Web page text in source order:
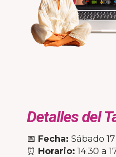
Detalles del
📅 Fecha: Sábado
⏰ Horario:14:30 a